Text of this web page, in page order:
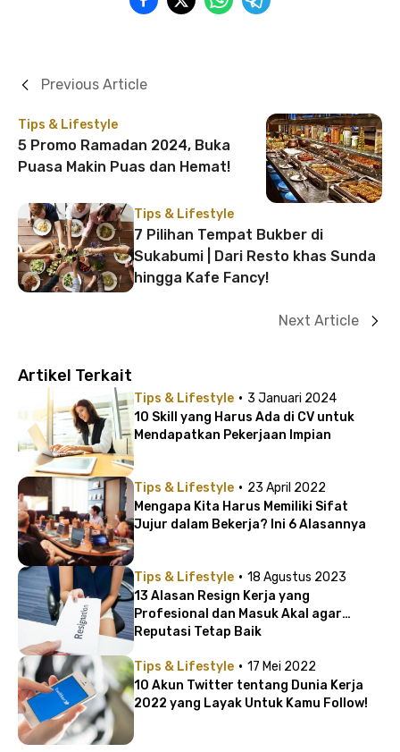
Tips & Lifestyle
5 Promo Ramadan 2024, Buka
Puasa Makin Puas dan Hemat!
Previous Article
Tips & Lifestyle
7 Pilihan Tempat Bukber di
Sukabumi | Dari Resto khas Sunda
hingga Kafe Fancy!
Next Article
Artikel Terkait
Tips & Lifestyle · 3 Januari 2024
10 Skill yang Harus Ada di CV untuk
Mendapatkan Pekerjaan Impian
Tips & Lifestyle · 23 April 2022
Mengapa Kita Harus Memiliki Sifat
Jujur dalam Bekerja? Ini 6 Alasannya
Tips & Lifestyle · 18 Agustus 2023
13 Alasan Resign Kerja yang
Profesional dan Masuk Akal agar
Reputasi Tetap Baik
Tips & Lifestyle · 17 Mei 2022
10 Akun Twitter tentang Dunia Kerja
2022 yang Layak Untuk Kamu Follow!